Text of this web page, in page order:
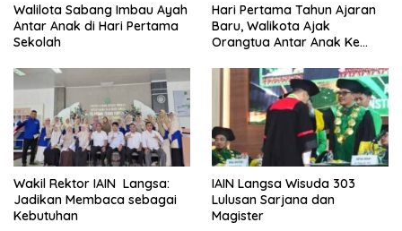
Walilota Sabang Imbau Ayah
Antar Anak di Hari Pertama
Sekolah
Hari Pertama Tahun Ajaran
Baru, Walikota Ajak
Orangtua Antar Anak Ke
Wakil Rektor IAIN Langsa:
Jadikan Membaca sebagai
Kebutuhan
IAIN Langsa Wisuda 303
Lulusan Sarjana dan
Magister